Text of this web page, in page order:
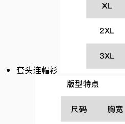
套头连帽衫